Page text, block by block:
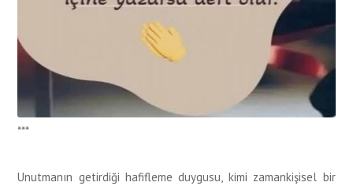
***
Unutmanın getirdiği hafifleme duygusu, kimi zamankişisel bir